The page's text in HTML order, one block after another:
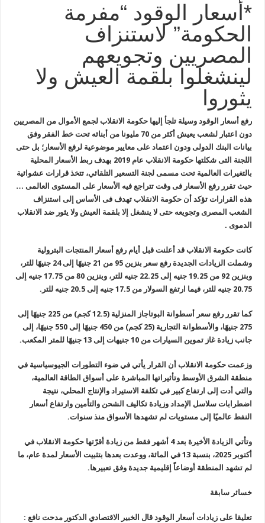
*أسعار الوقود “مفرمة
الحكومة” لاستنزاف
المصريين وتجويعهم
لينشغلوا بلقمة العيش ولا
يثوروا
رفع أسعار الوقود وسيلة تلجأ إليها حكومة الانقلاب لجمع الأموال من المصريين
دون اعتبار لشعب يعيش أكثر من 70 مليونا من أبنائه تحت خط الفقر وفق
بيانات البنك الدولى ودون اعتماد على معايير موضوعية لرفع الأسعار؛ بل حتى
اللجنة التى شكلتها حكومة الانقلاب عام 2019 بهدف ربط الأسعار المحلية
بالتغيرات العالمية تحت مسمى لجنة التسعير التلقائي، تتخذ قرارات عشوائية
حيث تقرر رفع الأسعار فى وقت تتراجع فيه الأسعار على المستوى العالمى …
هذه القرارات تؤكد أن حكومة الانقلاب تهدف فى الأساس إلى استنزاف
الشعب المصرى وتجويعه حتى لا ينشغل إلا بلقمة العيش ولا يثور ضد الانقلاب
الدموى .
كانت حكومة الانقلاب قد أعلنت قبل أيام رفع أسعار المنتجات البترولية
وشملت الزيادات الجديدة رفع سعر بنزين 95 من 21 جنيهًا إلى 24 جنيهًا للتر،
وبنزين 92 من 19.25 جنيه إلى 22.25 جنيه للتر، وبنزين 80 من 17.75 جنيه إلى
20.75 جنيه للتر، فيما ارتفع السولار من 17.5 جنيه إلى 20.5 جنيه للتر.
كما تقرر رفع سعر أسطوانة البوتاجاز المنزلية (12.5 كجم) من 225 جنيهًا إلى
275 جنيهًا، والأسطوانة التجارية (25 كجم) من 450 جنيهًا إلى 550 جنيهًا، إلى
جانب زيادة غاز تموين السيارات من 10 جنيهات إلى 13 جنيهًا للمتر المكعب.
وزعمت حكومة الانقلاب أن القرار يأتي في ضوء التطورات الجيوسياسية في
منطقة الشرق الأوسط وتأثيراتها المباشرة على أسواق الطاقة العالمية،
والتي أدت إلى ارتفاع كبير في تكلفة الاستيراد والإنتاج المحلي، نتيجة
اضطرابات سلاسل الإمداد وزيادة تكاليف الشحن والتأمين وارتفاع أسعار
النفط عالميًا إلى مستويات لم تشهدها الأسواق منذ سنوات.
وتأتي الزيادة الأخيرة بعد 4 أشهر فقط من زيادة أقرّتها حكومة الانقلاب في
أكتوبر 2025، بنسبة 13 في المائة، ووعدت بعدها بتثبيت الأسعار لمدة عام، ما
لم تشهد المنطقة أوضاعاً إقليمية جديدة وفق تعبيرها.
خسائر سابقة
تعليقا على زيادات أسعار الوقود قال الخبير الاقتصادي الدكتور مدحت نافع :